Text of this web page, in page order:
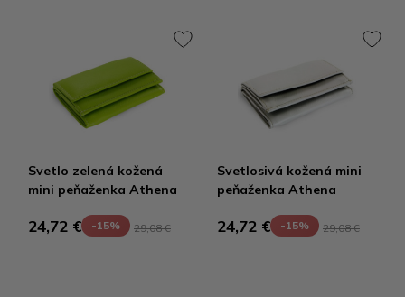
Svetlo zelená kožená
mini peňaženka Athena
24,72 € -15% 29,08 €
Svetlosivá kožená mini
peňaženka Athena
24,72 € -15% 29,08 €